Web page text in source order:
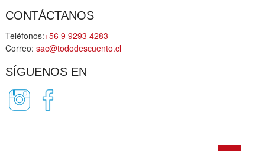
CONTÁCTANOS
Teléfonos:+56 9 9293 4283
Correo: sac@tododescuento.cl
SÍGUENOS EN